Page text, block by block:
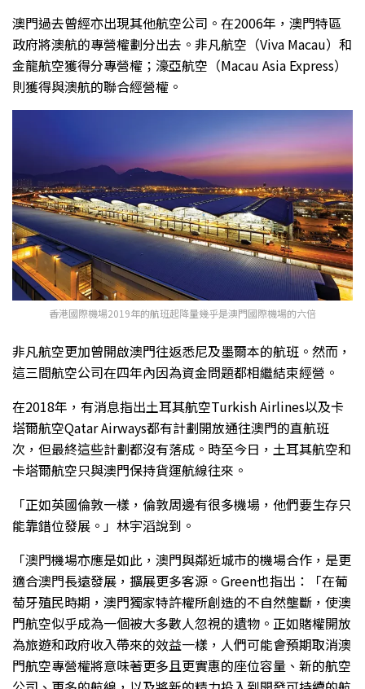
澳門過去曾經亦出現其他航空公司。在2006年，澳門特區
政府將澳航的專營權劃分出去。非凡航空（Viva Macau）和
金龍航空獲得分專營權；濠亞航空（Macau Asia Express）
則獲得與澳航的聯合經營權。
香港國際機場2019年的航班起降量幾乎是澳門國際機場的六倍
非凡航空更加曾開啟澳門往返悉尼及墨爾本的航班。然而，
這三間航空公司在四年內因為資金問題都相繼結束經營。
在2018年，有消息指出土耳其航空Turkish Airlines以及卡
塔爾航空Qatar Airways都有計劃開放通往澳門的直航班
次，但最終這些計劃都沒有落成。時至今日，土耳其航空和
卡塔爾航空只與澳門保持貨運航線往來。
「正如英國倫敦一樣，倫敦周邊有很多機場，他們要生存只
能靠錯位發展。」林宇滔說到。
「澳門機場亦應是如此，澳門與鄰近城市的機場合作，是更
適合澳門長遠發展，擴展更多客源。Green也指出：「在葡
萄牙殖民時期，澳門獨家特許權所創造的不自然壟斷，使澳
門航空似乎成為一個被大多數人忽視的遺物。正如賭權開放
為旅遊和政府收入帶來的效益一樣，人們可能會預期取消澳
門航空專營權將意味著更多且更實惠的座位容量、新的航空